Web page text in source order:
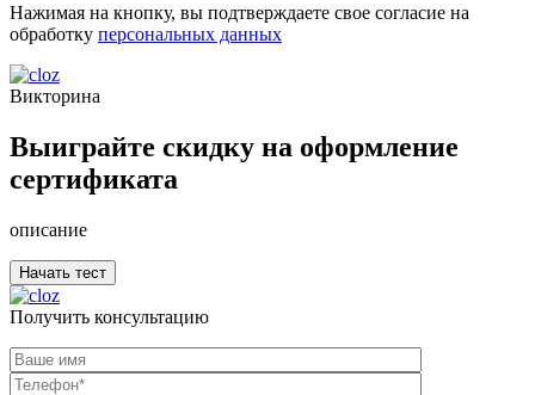
Нажимая на кнопку, вы подтверждаете свое согласие на
обработку персональных данных
Викторина
Выиграйте скидку на оформление
сертификата
описание
Получить консультацию